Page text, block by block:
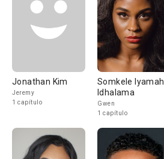
Jonathan Kim
Jeremy
1 capítulo
Somkele Iyamah
Idhalama
Gwen
1 capítulo